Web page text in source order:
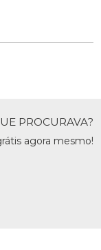
PROCURAVA?
agora mesmo!